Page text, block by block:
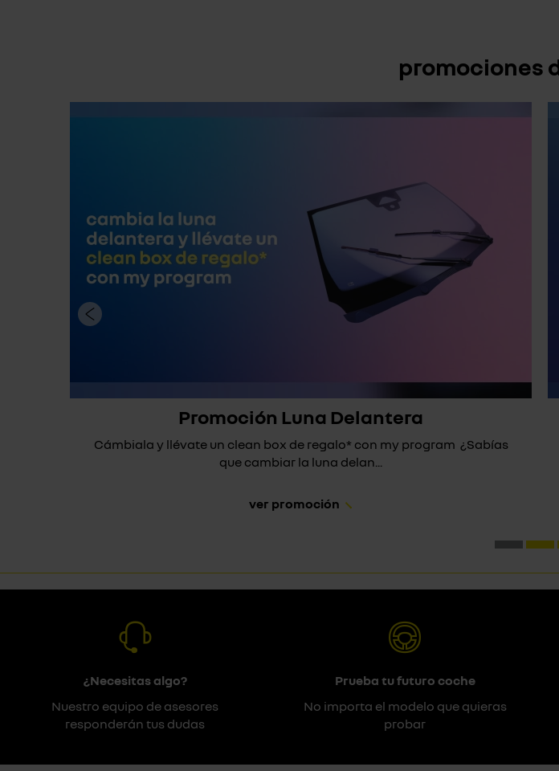
promociones
Promoción Luna Delantera
Cámbiala y llévate un clean box de regalo* con my program ¿Sabías
que cambiar la luna delan...
ver promoción
¿Necesitas algo?
Nuestro equipo de asesores
responderán tus dudas
Prueba tu futuro coche
No importa el modelo que quieras
probar